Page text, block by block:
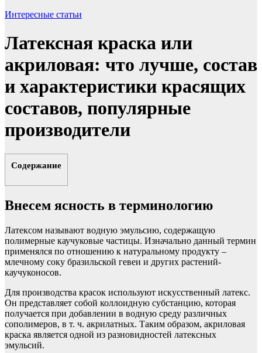
Интересные статьи
Латексная краска или
акриловая: что лучше, состав
и характеристики красящих
составов, популярные
производители
Содержание
Внесем ясность в терминологию
Латексом называют водную эмульсию, содержащую
полимерные каучуковые частицы. Изначально данный термин
применялся по отношению к натуральному продукту –
млечному соку бразильской гевеи и других растений-
каучуконосов.
Для производства красок используют искусственный латекс.
Он представляет собой коллоидную субстанцию, которая
получается при добавлении в водную среду различных
сополимеров, в т. ч. акрилатных. Таким образом, акриловая
краска является одной из разновидностей латексных
эмульсий.